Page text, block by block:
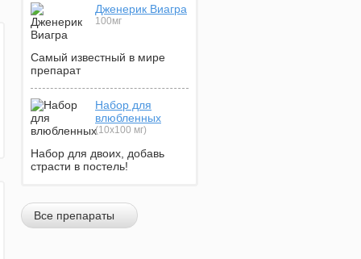
Дженерик Виагра
100мг
Самый известный в мире
препарат
Набор для
влюбленных
(10х100 мг)
Набор для двоих, добавь
страсти в постель!
Все препараты